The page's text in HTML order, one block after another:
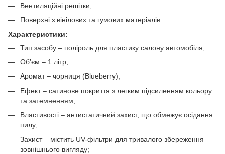
Вентиляційні решітки;
Поверхні з вінілових та гумових матеріалів.
Характеристики:
Тип засобу – поліроль для пластику салону автомобіля;
Об’єм – 1 літр;
Аромат – чорниця (Blueberry);
Ефект – сатинове покриття з легким підсиленням кольору
та затемненням;
Властивості – антистатичний захист, що обмежує осідання
пилу;
Захист – містить UV-фільтри для тривалого збереження
зовнішнього вигляду;